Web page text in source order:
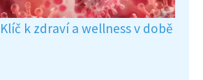
k zdraví a wellness v době